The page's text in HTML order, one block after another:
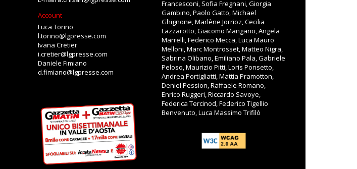
Account
Luca Torino
l.torino@lgpresse.com
Ivana Cretier
i.cretier@lgpresse.com
Daniele Fimiano
d.fimiano@lgpresse.com
Francesconi, Sofia Fregnani, Giorgia
Gambino, Paolo Gatto, Michael
Ghignone, Marlène Jorrioz, Cecilia
Lazzarotto, Giacomo Mangano, Angela
Marrelli, Federico Mecca, Luca Mauro
Melloni, Marc Montrosset, Matteo Nigra,
Sabrina Olibano, Emiliano Pala, Gabriele
Peloso, Maurizio Pitti, Loris Ponsetto,
Andrea Portigliatti, Mattia Pramotton,
Deniel Pession, Raffaele Romano,
Enrico Ruggeri, Riccardo Savoye,
Federica Tercinod, Federico Tigellio
Benvenuto, Luca Massimo Trifilò